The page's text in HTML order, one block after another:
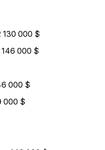
130 000 $
146 000 $
000 $
000 $